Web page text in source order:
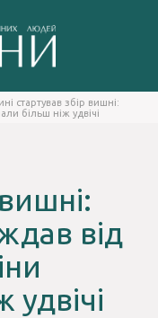
стартував збір вишні:
більш ніж удвічі
від
удвічі